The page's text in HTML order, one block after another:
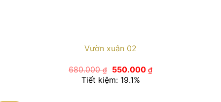
Vườn xuân 02
680.000₫
Giá
gốc
là:
550.000 ₫Giá
hiện
Tiết kiệm: 19.1%